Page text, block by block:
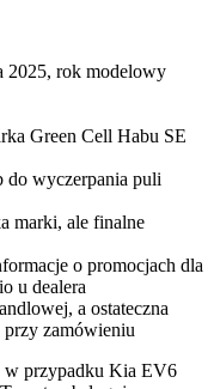
2025, rok modelowy
Green Cell Habu SE
do wyczerpania puli
marki, ale finalne
o promocjach dla
u dealera
a ostateczna
przy zamówieniu
w przypadku Kia EV6